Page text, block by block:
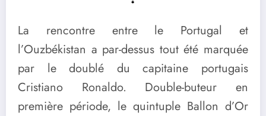
La rencontre entre le Portugal et
l’Ouzbékistan a par-dessus tout été marquée
par le doublé du capitaine portugais
Cristiano Ronaldo. Double-buteur en
première période, le quintuple Ballon d’Or